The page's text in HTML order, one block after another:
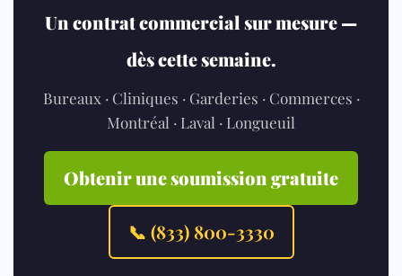
Un contrat commercial sur mesure —
dès cette semaine.
Bureaux · Cliniques · Garderies · Commerces ·
Montréal · Laval · Longueuil
Obtenir une soumission gratuite
📞 (833) 800-3330